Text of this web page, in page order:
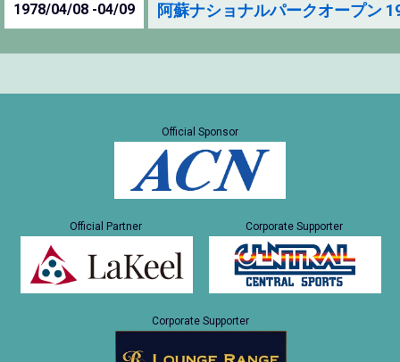
1978/04/08 -04/09 阿蘇ナショナルパークオープン
Official Sponsor
Official Partner Corporate Supporter
Corporate Supporter